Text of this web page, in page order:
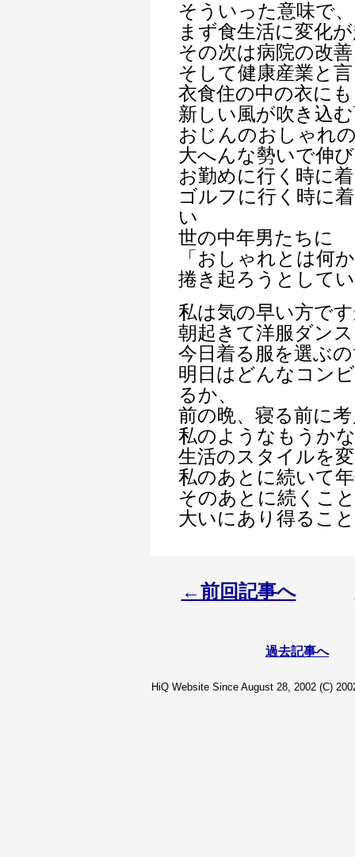
そういった意味で、
まず食生活に変化
その次は病院の改
そして健康産業と
衣食住の中の衣にも
新しい風が吹き込
おじんのおしゃれ
大へんな勢いで伸
お勤めに行く時に
ゴルフに行く時に
い
世の中年男たちに
「おしゃれとは何
捲き起ろうとして
私は気の早い方で
朝起きて洋服ダン
今日着る服を選ぶ
明日はどんなコン
るか、
前の晩、寝る前に
私のようなもうか
生活のスタイルを
私のあとに続いて
そのあとに続くこ
大いにあり得るこ
←前回記事へ
過去記事へ
HiQ Website Since August 28, 2002 (C)